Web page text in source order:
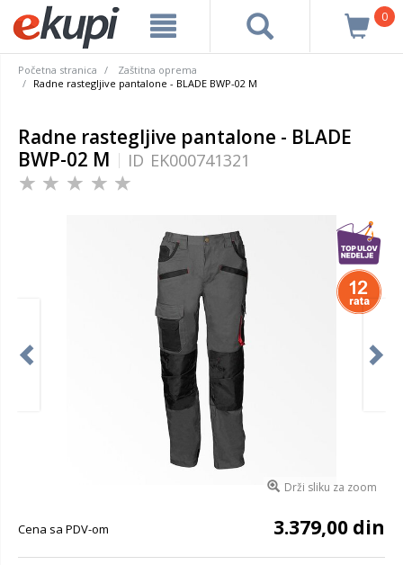
0
Početna stranica
Zaštitna oprema
Radne rastegljive pantalone - BLADE BWP-02 M
Radne rastegljive pantalone - BLADE
BWP-02 M
ID EK000741321
Drži sliku za zoom
Cena sa PDV-om 3.379,00 din